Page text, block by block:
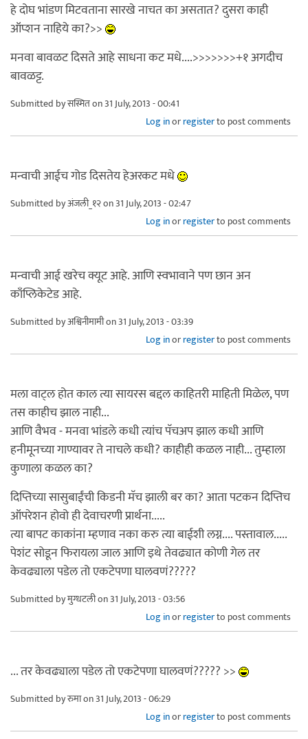
हे दोघ भांडण मिटवताना सारखे नाचत का असतात? दुसरा काही
ऑप्शन नाहिये का?>>
मनवा बावळट दिसते आहे साधना कट मधे....>>>>>>>+१ अगदीच
बावळट्ट.
Submitted byसस्मितon 31 July, 2013 - 00:41
Log inorregisterto post comments
मन्वाची आईच गोड दिसतेय हेअरकट मधे
Submitted byअंजली_१२on 31 July, 2013 - 02:47
Log inorregisterto post comments
मन्वाची आई खरेच क्यूट आहे. आणि स्वभावाने पण छान अन
काँप्लिकेटेड आहे.
Submitted byअश्विनीमामीon 31 July, 2013 - 03:39
Log inorregisterto post comments
मला वाट्ल होत काल त्या सायरस बद्दल काहितरी माहिती मिळेल, पण
तस काहीच झाल नाही...
आणि वैभव - मनवा भांडले कधी त्यांच पॅचअप झाल कधी आणि
हनीमूनच्या गाण्यावर ते नाचले कधी? काहीही कळल नाही... तुम्हाला
कुणाला कळल का?
दिप्तिच्या सासुबाईंची किडनी मॅच झाली बर का? आता पटकन दिप्तिच
ऑपरेशन होवो ही देवाचरणी प्रार्थना.....
त्या बापट काकांना म्हणाव नका करु त्या बाईशी लग्न.... पस्तावाल.....
पेशंट सोडून फिरायला जाल आणि इथे तेवढ्यात कोणी गेल तर
केवढ्याला पडेल तो एकटेपणा घालवणं?????
Submitted byमुग्धटलीon 31 July, 2013 - 03:56
Log inorregisterto post comments
... तर केवढ्याला पडेल तो एकटेपणा घालवणं????? >>
Submitted byरुमाon 31 July, 2013 - 06:29
Log inorregisterto post comments